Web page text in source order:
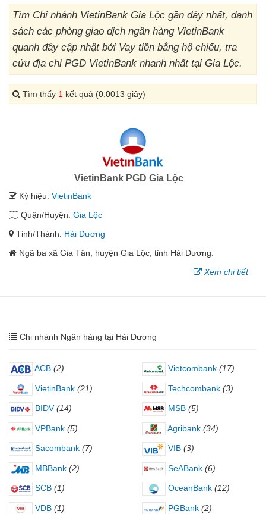
Tìm Chi nhánh VietinBank Gia Lộc gần đây nhất, danh
sách các phòng giao dịch ngân hàng VietinBank
quanh đây cập nhật bởi Vay tiền bằng hộ chiếu, tra
cứu địa chỉ PGD VietinBank nhanh nhất tại Gia Lộc.
Tìm thấy 1 kết quả (0.0013 giây)
VietinBank PGD Gia Lộc
Ký hiệu: VietinBank
Quận/Huyện: Gia Lộc
Tỉnh/Thành: Hải Dương
Ngã ba xã Gia Tân, huyện Gia Lộc, tỉnh Hải Dương.
Xem chi tiết
Chi nhánh Ngân hàng tại Hải Dương
ACB (2) Vietcombank (17)
VietinBank (21) Techcombank (3)
BIDV (14) MSB (5)
VPBank (5) Agribank (34)
Sacombank (7) VIB (3)
MBBank (2) SeABank (6)
SCB (1) OceanBank (12)
VDB (1) PGBank (2)